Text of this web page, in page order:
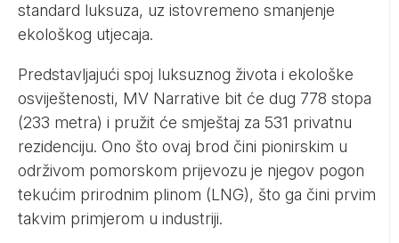
standard luksuza, uz istovremeno smanjenje
ekološkog utjecaja.
Predstavljajući spoj luksuznog života i ekološke
osviještenosti, MV Narrative bit će dug 778 stopa
(233 metra) i pružit će smještaj za 531 privatnu
rezidenciju. Ono što ovaj brod čini pionirskim u
održivom pomorskom prijevozu je njegov pogon
tekućim prirodnim plinom (LNG), što ga čini prvim
takvim primjerom u industriji.